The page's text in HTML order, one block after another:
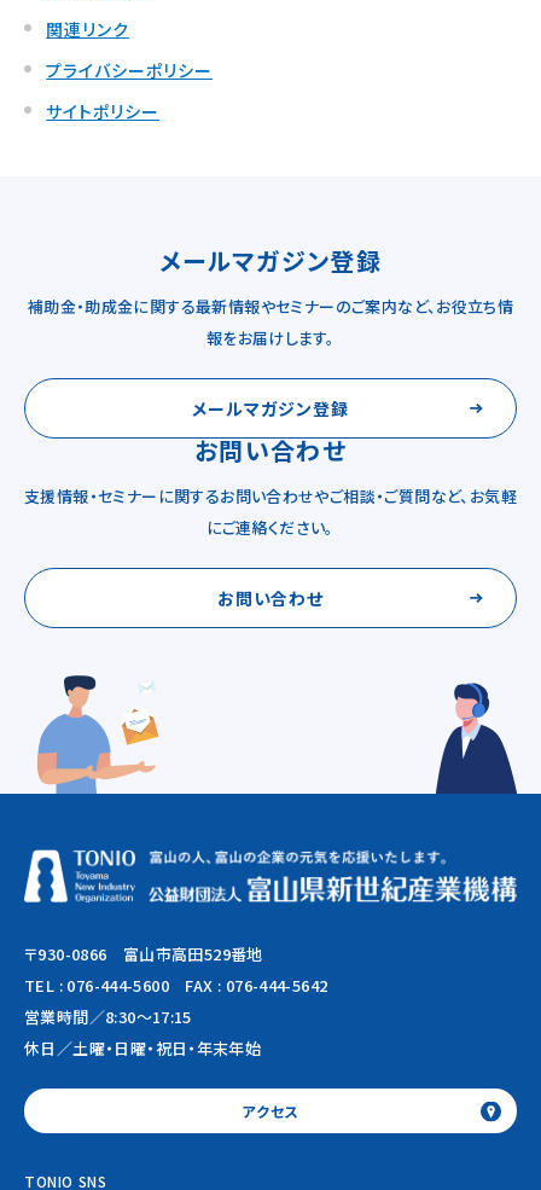
関連リンク
プライバシーポリシー
サイトポリシー
メールマガジン登録
補助金・助成金に関する最新情報やセミナーのご案内など、お役立ち情
報をお届けします。
メールマガジン登録
お問い合わせ
支援情報・セミナーに関するお問い合わせやご相談・ご質問など、お気軽
にご連絡ください。
お問い合わせ
〒930-0866 富山市高田529番地
TEL : 076-444-5600 FAX : 076-444-5642
営業時間／8:30～17:15
休日／土曜・日曜・祝日・年末年始
アクセス
TONIO SNS